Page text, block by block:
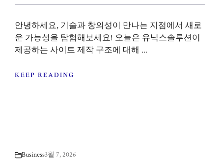
안녕하세요, 기술과 창의성이 만나는 지점에서 새로
운 가능성을 탐험해보세요! 오늘은 유닉스솔루션이
제공하는 사이트 제작 구조에 대해 ...
KEEP READING
Business3월 7, 2026